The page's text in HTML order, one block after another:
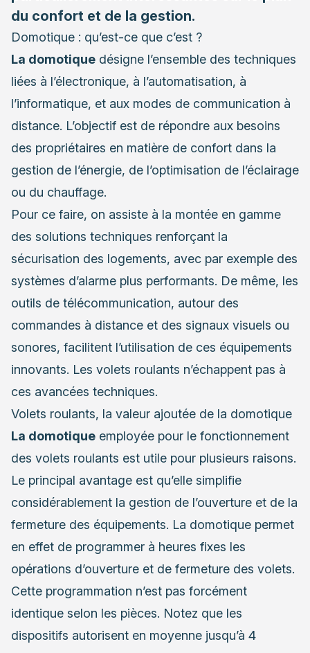
du confort et de la gestion.
Domotique : qu’est-ce que c’est ?
La domotique désigne l’ensemble des techniques
liées à l’électronique, à l’automatisation, à
l’informatique, et aux modes de communication à
distance. L’objectif est de répondre aux besoins
des propriétaires en matière de confort dans la
gestion de l’énergie, de l’optimisation de l’éclairage
ou du chauffage.
Pour ce faire, on assiste à la montée en gamme
des solutions techniques renforçant la
sécurisation des logements, avec par exemple des
systèmes d’alarme plus performants. De même, les
outils de télécommunication, autour des
commandes à distance et des signaux visuels ou
sonores, facilitent l’utilisation de ces équipements
innovants. Les volets roulants n’échappent pas à
ces avancées techniques.
Volets roulants, la valeur ajoutée de la domotique
La domotique employée pour le fonctionnement
des volets roulants est utile pour plusieurs raisons.
Le principal avantage est qu’elle simplifie
considérablement la gestion de l’ouverture et de la
fermeture des équipements. La domotique permet
en effet de programmer à heures fixes les
opérations d’ouverture et de fermeture des volets.
Cette programmation n’est pas forcément
identique selon les pièces. Notez que les
dispositifs autorisent en moyenne jusqu’à 4